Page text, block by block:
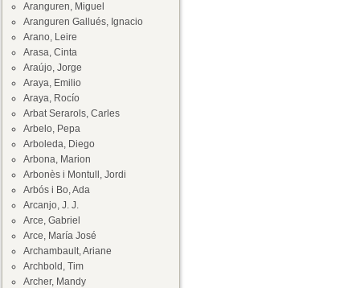
Aranguren, Miguel
Aranguren Gallués, Ignacio
Arano, Leire
Arasa, Cinta
Araújo, Jorge
Araya, Emilio
Araya, Rocío
Arbat Serarols, Carles
Arbelo, Pepa
Arboleda, Diego
Arbona, Marion
Arbonès i Montull, Jordi
Arbós i Bo, Ada
Arcanjo, J. J.
Arce, Gabriel
Arce, María José
Archambault, Ariane
Archbold, Tim
Archer, Mandy